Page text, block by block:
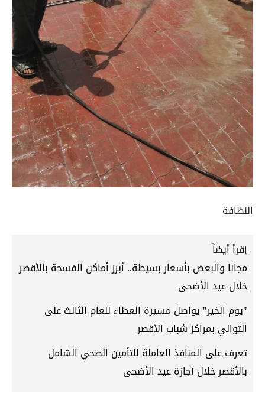
النظافة
إقرأ أيضاً
مجانا والبعض بأسعار بسيطة.. أبرز أماكن الفسحة بالأقصر
خلال عيد الأضحى
"يوم الخير" يواصل مسيرة العطاء للعام الثالث على
التوالي بمراكز شباب الأقصر
تعرف على المنافذ العاملة للتأمين الصحي الشامل
بالأقصر خلال أجازة عيد الأضحى